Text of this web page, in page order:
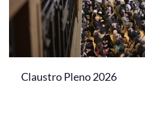
Claustro Pleno 2026